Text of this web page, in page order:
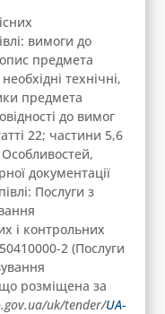
вимоги до
предмета
технічні,
предмета
до вимог
22; частини 5,6
документації
Послуги з
і контрольних
2 (Послуги
розміщена за
uk/tender/UA-